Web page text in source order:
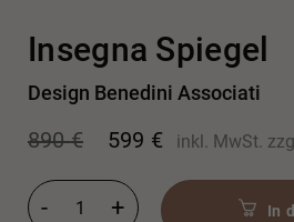
Insegna Spiegel
Design Benedini Associati
890€
Ursprünglicher
war:
890 €
599 €
Aktueller
ist:
599 €.
inkl. MwSt.
Insegna Spiegel Menge In